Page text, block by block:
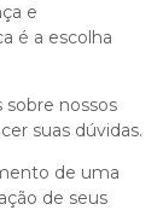
e
é a escolha
nossos
suas dúvidas.
de uma
de seus